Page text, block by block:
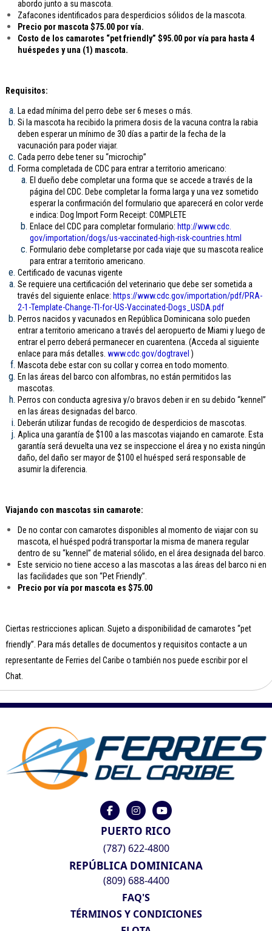
abordo junto a su mascota.
Zafacones identificados para desperdicios sólidos de la mascota.
Precio por mascota $75.00 por vía.
Costo de los camarotes “pet friendly” $95.00 por vía para hasta 4
huéspedes y una (1) mascota.
Requisitos:
La edad mínima del perro debe ser 6 meses o más.
Si la mascota ha recibido la primera dosis de la vacuna contra la rabia
deben esperar un mínimo de 30 días a partir de la fecha de la
vacunación para poder viajar.
Cada perro debe tener su “microchip”
Forma completada de CDC para entrar a territorio americano:
El dueño debe completar una forma que se accede a través de la
página del CDC. Debe completar la forma larga y una vez sometido
esperar la confirmación del formulario que aparecerá en color verde
e indica: Dog Import Form Receipt: COMPLETE
Enlace del CDC para completar formulario: http://www.cdc.
gov/importation/dogs/us-vaccinated-high-risk-countries.html
Formulario debe completarse por cada viaje que su mascota realice
para entrar a territorio americano.
Certificado de vacunas vigente
Se requiere una certificación del veterinario que debe ser sometida a
través del siguiente enlace: https://www.cdc.gov/importation/pdf/PRA-
2-1-Template-Change-TI-for-US-Vaccinated-Dogs_USDA.pdf
Perros nacidos y vacunados en República Dominicana solo pueden
entrar a territorio americano a través del aeropuerto de Miami y luego de
entrar el perro deberá permanecer en cuarentena. (Acceda al siguiente
enlace para más detalles. www.cdc.gov/dogtravel )
Mascota debe estar con su collar y correa en todo momento.
En las áreas del barco con alfombras, no están permitidos las
mascotas.
Perros con conducta agresiva y/o bravos deben ir en su debido “kennel”
en las áreas designadas del barco.
Deberán utilizar fundas de recogido de desperdicios de mascotas.
Aplica una garantía de $100 a las mascotas viajando en camarote. Esta
garantía será devuelta una vez se inspeccione el área y no exista ningún
daño, del daño ser mayor de $100 el huésped será responsable de
asumir la diferencia.
Viajando con mascotas sin camarote:
De no contar con camarotes disponibles al momento de viajar con su
mascota, el huésped podrá transportar la misma de manera regular
dentro de su “kennel” de material sólido, en el área designada del barco.
Este servicio no tiene acceso a las mascotas a las áreas del barco ni en
las facilidades que son “Pet Friendly”.
Precio por vía por mascota es $75.00
Ciertas restricciones aplican. Sujeto a disponibilidad de camarotes “pet
friendly”. Para más detalles de documentos y requisitos contacte a un
representante de Ferries del Caribe o también nos puede escribir por el
Chat.
PUERTO RICO
(787) 622-4800
REPÚBLICA DOMINICANA
(809) 688-4400
FAQ'S
TÉRMINOS Y CONDICIONES